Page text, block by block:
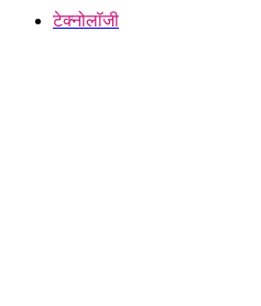
टेक्नोलॉजी